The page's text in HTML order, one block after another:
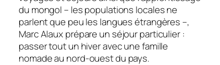
du mongol – les populations locales ne
parlent que peu les langues étrangères –,
Marc Alaux prépare un séjour particulier :
passer tout un hiver avec une famille
nomade au nord-ouest du pays.